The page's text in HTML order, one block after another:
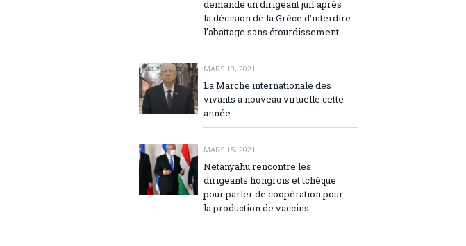
demande un dirigeant juif après
la décision de la Grèce d’interdire
l’abattage sans étourdissement
MARS 19, 2021
La Marche internationale des
vivants à nouveau virtuelle cette
année
MARS 15, 2021
Netanyahu rencontre les
dirigeants hongrois et tchèque
pour parler de coopération pour
la production de vaccins